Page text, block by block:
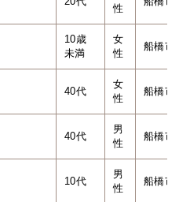
性
10歳
未満
女
性
船橋市
40代
女
性
船橋市
40代
男
性
船橋市
10代
男
性
船橋市